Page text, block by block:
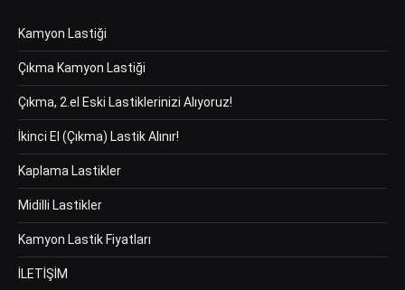
Kamyon Lastiği
Çıkma Kamyon Lastiği
Çıkma, 2.el Eski Lastiklerinizi Alıyoruz!
İkinci El (Çıkma) Lastik Alınır!
Kaplama Lastikler
Midilli Lastikler
Kamyon Lastik Fiyatları
İLETİŞİM